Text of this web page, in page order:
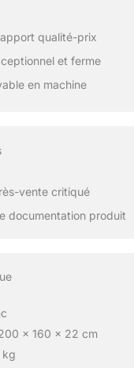
qualité-prix
et ferme
en machine
vente critiqué
documentation produit
x 160 x 22 cm
kg